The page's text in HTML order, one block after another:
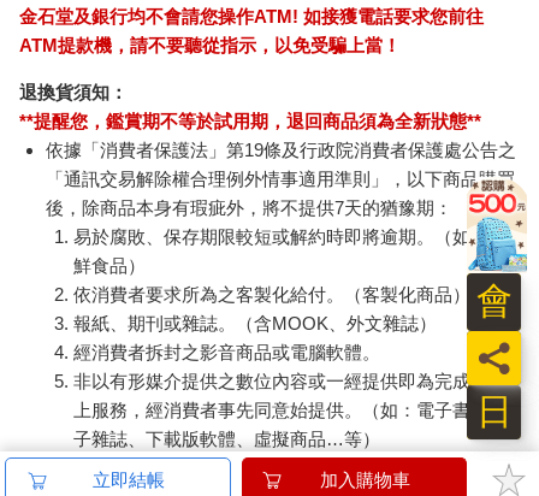
金石堂及銀行均不會請您操作ATM! 如接獲電話要求您前往
ATM提款機，請不要聽從指示，以免受騙上當！
退換貨須知：
**提醒您，鑑賞期不等於試用期，退回商品須為全新狀態**
依據「消費者保護法」第19條及行政院消費者保護處公告之
「通訊交易解除權合理例外情事適用準則」，以下商品購買
後，除商品本身有瑕疵外，將不提供7天的猶豫期：
易於腐敗、保存期限較短或解約時即將逾期。（如：生
鮮食品）
依消費者要求所為之客製化給付。（客製化商品）
報紙、期刊或雜誌。（含MOOK、外文雜誌）
經消費者拆封之影音商品或電腦軟體。
非以有形媒介提供之數位內容或一經提供即為完成之線
上服務，經消費者事先同意始提供。（如：電子書、電
子雜誌、下載版軟體、虛擬商品…等）
已拆封之個人衛生用品。（如：內衣褲、刮鬍刀、除毛
立即結帳 加入購物車
日
員
會